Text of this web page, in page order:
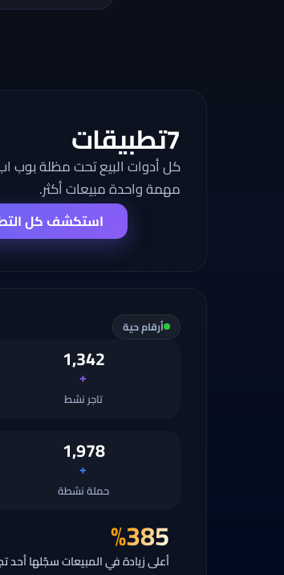
7تطبيقات
كل أدوات البيع تحت مظلة بوب
مهمة واحدة مبيعات أكثر.
استكشف كل
أرقام حية
1,342
+
تاجر نشط
1,978
+
حملة نشطة
385
%
أعلى زيادة في المبيعات سجّلها أحد